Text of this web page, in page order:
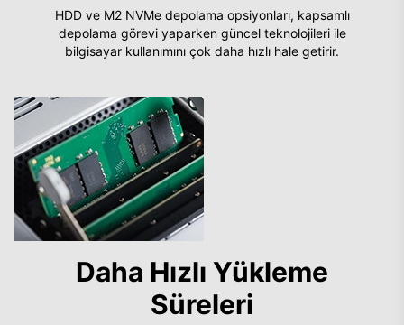
HDD ve M2 NVMe depolama opsiyonları, kapsamlı
depolama görevi yaparken güncel teknolojileri ile
bilgisayar kullanımını çok daha hızlı hale getirir.
Daha Hızlı Yükleme
Süreleri